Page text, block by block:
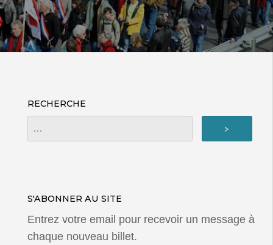
RECHERCHE
S'ABONNER AU SITE
Entrez votre email pour recevoir un message à
chaque nouveau billet.